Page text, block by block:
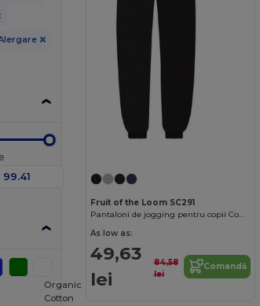
Fruit of the Loom SC291
Pantaloni de jogging pentru copii Comfort Fit cu talie elastică
As low as:
49,63
lei
84,58
lei
Comandă
Organic
Cotton